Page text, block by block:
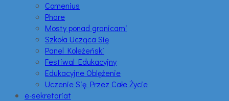
Comenius
Phare
Mosty ponad granicami
Szkoła Ucząca Się
Panel Koleżeński
Festiwal Edukacyjny
Edukacyjne Oblężenie
Uczenie Się Przez Całe Życie
e-sekretariat